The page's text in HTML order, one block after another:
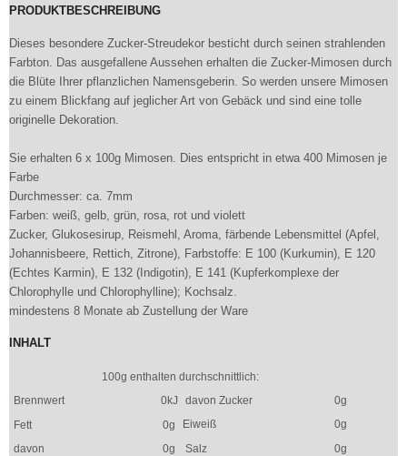
PRODUKTBESCHREIBUNG
Dieses besondere Zucker-Streudekor besticht durch seinen strahlenden
Farbton. Das ausgefallene Aussehen erhalten die Zucker-Mimosen durch
die Blüte Ihrer pflanzlichen Namensgeberin. So werden unsere Mimosen
zu einem Blickfang auf jeglicher Art von Gebäck und sind eine tolle
originelle Dekoration.
Sie erhalten 6 x 100g Mimosen. Dies entspricht in etwa 400 Mimosen je
Farbe
Durchmesser: ca. 7mm
Farben: weiß, gelb, grün, rosa, rot und violett
Zucker, Glukosesirup, Reismehl, Aroma, färbende Lebensmittel (Apfel,
Johannisbeere, Rettich, Zitrone), Farbstoffe: E 100 (Kurkumin), E 120
(Echtes Karmin), E 132 (Indigotin), E 141 (Kupferkomplexe der
Chlorophylle und Chlorophylline); Kochsalz.
mindestens 8 Monate ab Zustellung der Ware
INHALT
100g enthalten durchschnittlich:
Brennwert
0kJ davon Zucker
0g
Fett
0g Eiweiß
0g
davon
0g Salz 0g